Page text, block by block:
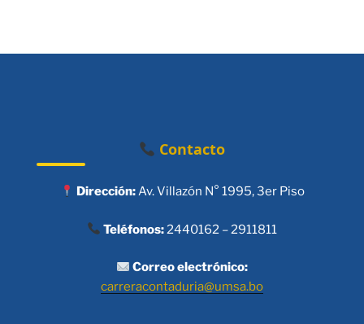
Contacto
Dirección:Av. Villazón N° 1995, 3er Piso
Teléfonos:2440162 – 2911811
Correo electrónico:
carreracontaduria@umsa.bo